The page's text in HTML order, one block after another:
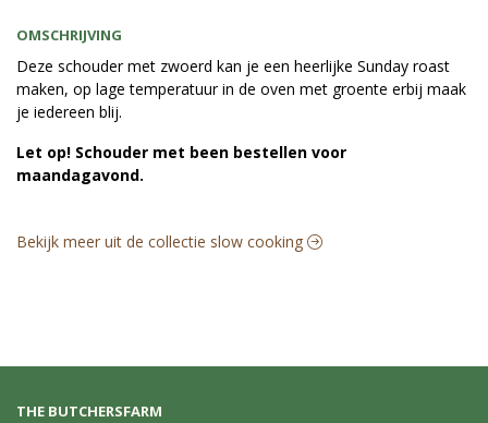
OMSCHRIJVING
Deze schouder met zwoerd kan je een heerlijke Sunday roast
maken, op lage temperatuur in de oven met groente erbij maak
je iedereen blij.
Let op! Schouder met been bestellen voor
maandagavond.
Bekijk meer uit de collectie slow cooking
THE BUTCHERSFARM